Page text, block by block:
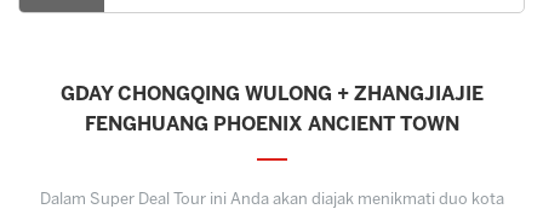
GDAY CHONGQING WULONG + ZHANGJIAJIE
FENGHUANG PHOENIX ANCIENT TOWN
Dalam Super Deal Tour ini Anda akan diajak menikmati duo kota